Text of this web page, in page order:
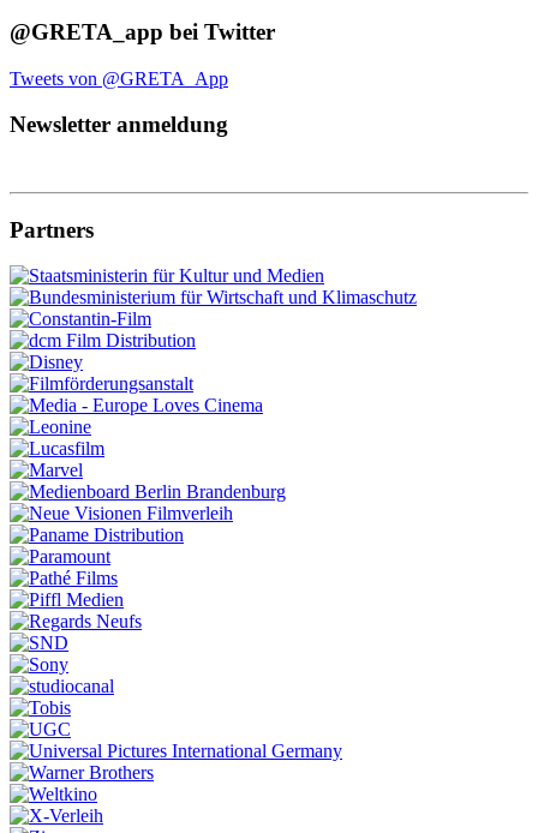
@GRETA_app bei Twitter
Tweets von @GRETA_App
Newsletter anmeldung
Partners